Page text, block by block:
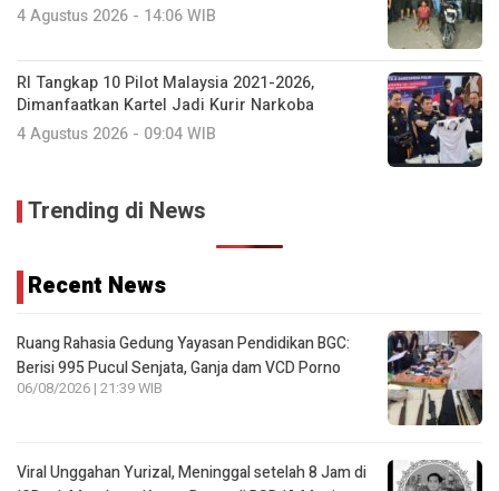
4 Agustus 2026 - 14:06 WIB
RI Tangkap 10 Pilot Malaysia 2021-2026,
Dimanfaatkan Kartel Jadi Kurir Narkoba
4 Agustus 2026 - 09:04 WIB
Trending di News
Recent News
Ruang Rahasia Gedung Yayasan Pendidikan BGC:
Berisi 995 Pucul Senjata, Ganja dam VCD Porno
06/08/2026 | 21:39 WIB
Viral Unggahan Yurizal, Meninggal setelah 8 Jam di